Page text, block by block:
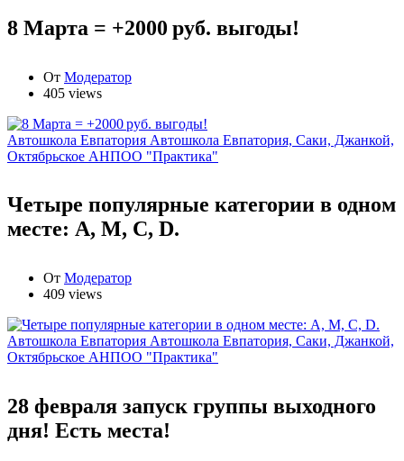
8 Марта = +2000 руб. выгоды!
От Модератор
405 views
Автошкола Евпатория Автошкола Евпатория, Саки, Джанкой,
Октябрьское АНПОО "Практика"
Четыре популярные категории в одном
месте: А, М, С, D.
От Модератор
409 views
Автошкола Евпатория Автошкола Евпатория, Саки, Джанкой,
Октябрьское АНПОО "Практика"
28 февраля запуск группы выходного
дня! Есть места!